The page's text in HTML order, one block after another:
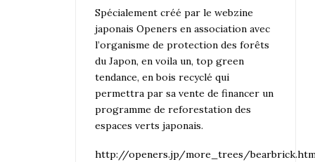
Spécialement créé par le webzine
japonais Openers en association avec
l’organisme de protection des forêts
du Japon, en voila un, top green
tendance, en bois recyclé qui
permettra par sa vente de financer un
programme de reforestation des
espaces verts japonais.
http://openers.jp/more_trees/